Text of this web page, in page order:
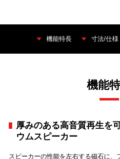
機能特長 寸法/仕様
機能
厚みのある高音質再生を
ウムスピーカー
スピーカーの性能を左右する磁石に、